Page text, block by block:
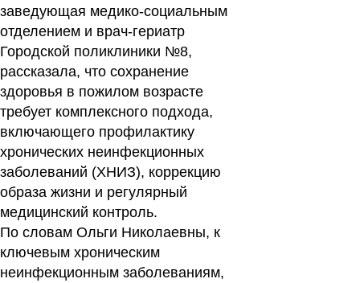
заведующая медико-социальным
отделением и врач-гериатр
Городской поликлиники №8,
рассказала, что сохранение
здоровья в пожилом возрасте
требует комплексного подхода,
включающего профилактику
хронических неинфекционных
заболеваний (ХНИЗ), коррекцию
образа жизни и регулярный
медицинский контроль.
По словам Ольги Николаевны, к
ключевым хроническим
неинфекционным заболеваниям,